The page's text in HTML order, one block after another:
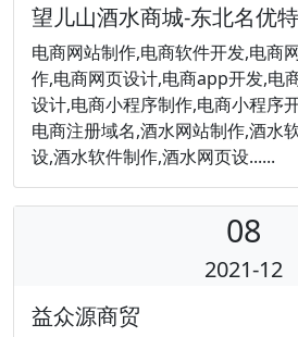
望儿山酒水商城-东北名优
电商网站制作,电商软件开发,电商
作,电商网页设计,电商app开发,电
设计,电商小程序制作,电商小程序
电商注册域名,酒水网站制作,酒水
设,酒水软件制作,酒水网页设......
08
2021-12
益众源商贸